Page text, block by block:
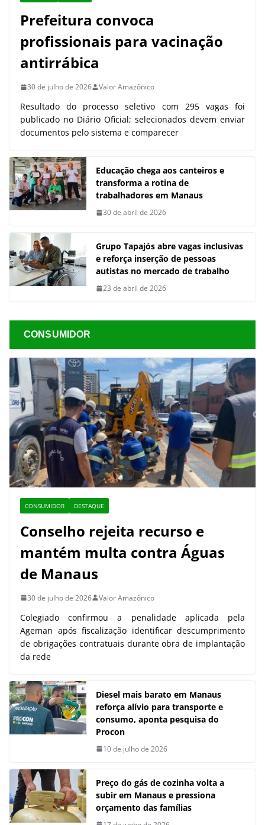
Prefeitura convoca
profissionais para vacinação
antirrábica
30 de julho de 2026 Valor Amazônico
Resultado do processo seletivo com 295 vagas foi
publicado no Diário Oficial; selecionados devem enviar
documentos pelo sistema e comparecer
Educação chega aos canteiros e
transforma a rotina de
trabalhadores em Manaus
30 de abril de 2026
Grupo Tapajós abre vagas inclusivas
e reforça inserção de pessoas
autistas no mercado de trabalho
23 de abril de 2026
CONSUMIDOR
CONSUMIDOR DESTAQUE
Conselho rejeita recurso e
mantém multa contra Águas
de Manaus
30 de julho de 2026 Valor Amazônico
Colegiado confirmou a penalidade aplicada pela
Ageman após fiscalização identificar descumprimento
de obrigações contratuais durante obra de implantação
da rede
Diesel mais barato em Manaus
reforça alívio para transporte e
consumo, aponta pesquisa do
Procon
10 de julho de 2026
Preço do gás de cozinha volta a
subir em Manaus e pressiona
orçamento das famílias